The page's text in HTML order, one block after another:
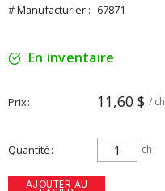
# Manufacturier : 67871
En inventaire
Prix 11,60 $ / ch
Quantité ch
AJOUTER AU